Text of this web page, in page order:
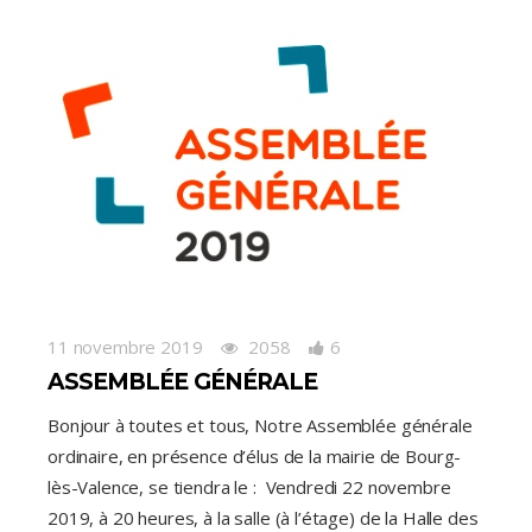
11 novembre 2019 2058 6
ASSEMBLÉE GÉNÉRALE
Bonjour à toutes et tous, Notre Assemblée générale
ordinaire, en présence d’élus de la mairie de Bourg-
lès-Valence, se tiendra le : Vendredi 22 novembre
2019, à 20 heures, à la salle (à l’étage) de la Halle des